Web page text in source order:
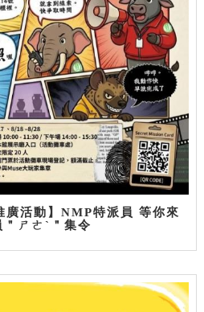
廣活動】NMP特派員 等你來
ㄕㄜˋ＂集令